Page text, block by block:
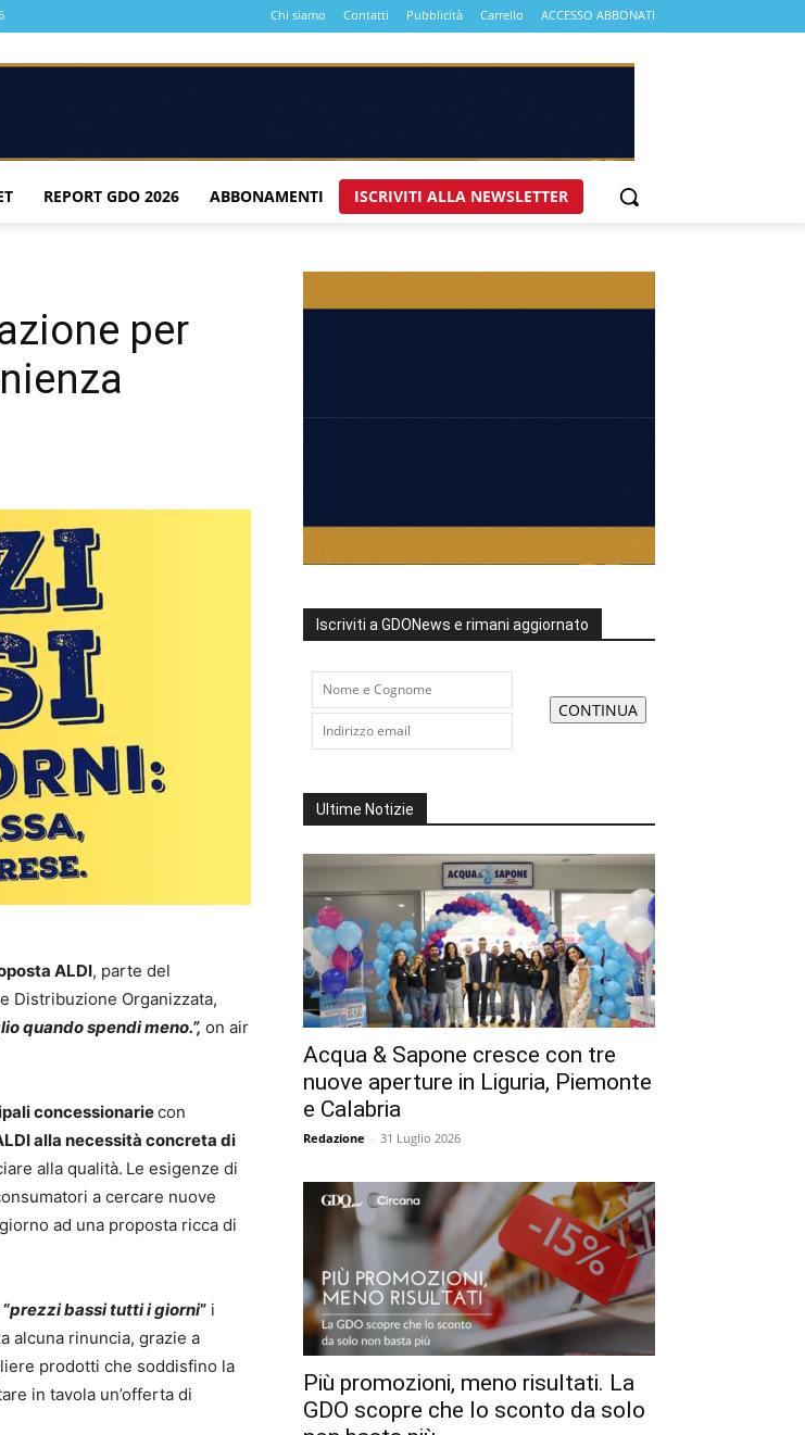
Chi siamo Contatti Pubblicità Carrello ACCESSO ABBONATI
REPORT GDO 2026 ABBONAMENTI ISCRIVITI ALLA NEWSLETTER
per
ALDI, parte del
Distribuzione Organizzata,
quando spendi meno.”, on air
concessionariecon
alla necessità concreta di
alla qualità. Le esigenze di
a cercare nuove
ad una proposta ricca di
“prezzi bassi tutti i giorni” i
alcuna rinuncia, grazie a
prodotti che soddisfino la
in tavola un’offerta di
Iscriviti a GDONews e rimani aggiornato
Ultime Notizie
Acqua & Sapone cresce con tre
nuove aperture in Liguria, Piemonte
e Calabria
Redazione - 31 Luglio 2026
Più promozioni, meno risultati. La
GDO scopre che lo sconto da solo